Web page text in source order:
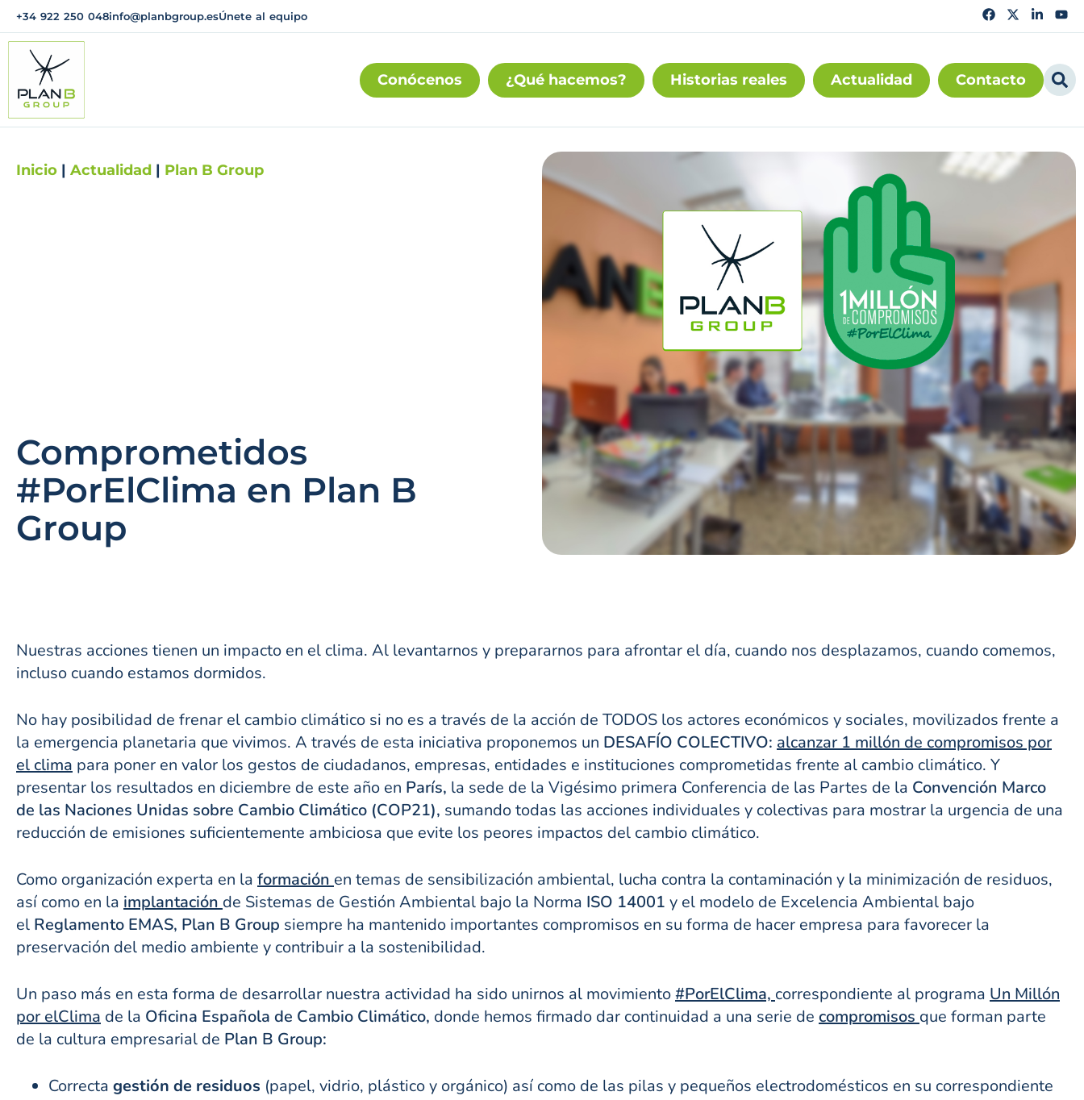
+34 922 250 048info@planbgroup.esÚnete al equipo
Conócenos ¿Qué hacemos? Historias reales Actualidad Contacto
Inicio | Actualidad | Plan B Group
Comprometidos
#PorElClima en Plan B
Group
Nuestras acciones tienen un impacto en el clima. Al levantarnos y prepararnos para afrontar el día, cuando nos desplazamos, cuando comemos,
incluso cuando estamos dormidos.
No hay posibilidad de frenar el cambio climático si no es a través de la acción de TODOS los actores económicos y sociales, movilizados frente a
la emergencia planetaria que vivimos. A través de esta iniciativa proponemos un DESAFÍO COLECTIVO: alcanzar 1 millón de compromisos por
el clima para poner en valor los gestos de ciudadanos, empresas, entidades e instituciones comprometidas frente al cambio climático. Y
presentar los resultados en diciembre de este año en París, la sede de la Vigésimo primera Conferencia de las Partes de la Convención Marco
de las Naciones Unidas sobre Cambio Climático (COP21), sumando todas las acciones individuales y colectivas para mostrar la urgencia de una
reducción de emisiones suficientemente ambiciosa que evite los peores impactos del cambio climático.
Como organización experta en la formación en temas de sensibilización ambiental, lucha contra la contaminación y la minimización de residuos,
así como en la implantación de Sistemas de Gestión Ambiental bajo la Norma ISO 14001 y el modelo de Excelencia Ambiental bajo
el Reglamento EMAS, Plan B Group siempre ha mantenido importantes compromisos en su forma de hacer empresa para favorecer la
preservación del medio ambiente y contribuir a la sostenibilidad.
Un paso más en esta forma de desarrollar nuestra actividad ha sido unirnos al movimiento#PorElClima, correspondiente al programa Un Millón
por elClima de la Oficina Española de Cambio Climático, donde hemos firmado dar continuidad a una serie de compromisos que forman parte
de la cultura empresarial de Plan B Group:
Correcta gestión de residuos (papel, vidrio, plástico y orgánico) así como de las pilas y pequeños electrodomésticos en su correspondiente